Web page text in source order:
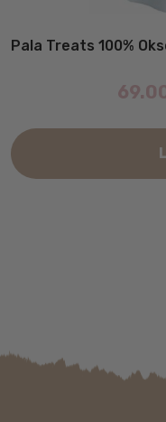
Pala Treats 100%